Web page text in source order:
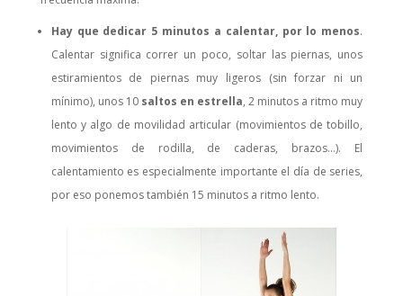
Hay que dedicar 5 minutos a calentar, por lo menos.
Calentar significa correr un poco, soltar las piernas, unos
estiramientos de piernas muy ligeros (sin forzar ni un
mínimo), unos 10 saltos en estrella, 2 minutos a ritmo muy
lento y algo de movilidad articular (movimientos de tobillo,
movimientos de rodilla, de caderas, brazos…). El
calentamiento es especialmente importante el día de series,
por eso ponemos también 15 minutos a ritmo lento.